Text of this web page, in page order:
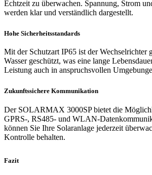
Echtzeit zu überwachen. Spannung, Strom
werden klar und verständlich dargestellt.
Hohe Sicherheitsstandards
Mit der Schutzart IP65 ist der Wechselrichter
Wasser geschützt, was eine lange
Leistung auch in anspruchsvollen
Zukunftssichere Kommunikation
Der SOLARMAX 3000SP bietet die
GPRS-, RS485- und WLAN-
können Sie Ihre Solaranlage jederzeit
Kontrolle behalten.
Fazit